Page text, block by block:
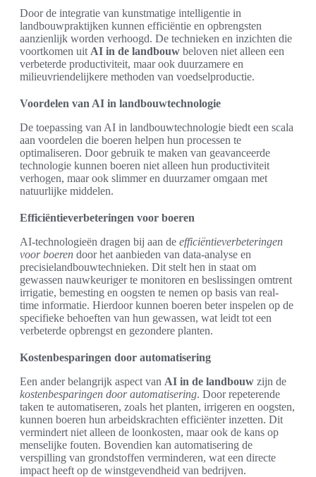
Door de integratie van kunstmatige intelligentie in
landbouwpraktijken kunnen efficiëntie en opbrengsten
aanzienlijk worden verhoogd. De technieken en inzichten die
voortkomen uit AI in de landbouw beloven niet alleen een
verbeterde productiviteit, maar ook duurzamere en
milieuvriendelijkere methoden van voedselproductie.
Voordelen van AI in landbouwtechnologie
De toepassing van AI in landbouwtechnologie biedt een scala
aan voordelen die boeren helpen hun processen te
optimaliseren. Door gebruik te maken van geavanceerde
technologie kunnen boeren niet alleen hun productiviteit
verhogen, maar ook slimmer en duurzamer omgaan met
natuurlijke middelen.
Efficiëntieverbeteringen voor boeren
AI-technologieën dragen bij aan de efficiëntieverbeteringen
voor boeren door het aanbieden van data-analyse en
precisielandbouwtechnieken. Dit stelt hen in staat om
gewassen nauwkeuriger te monitoren en beslissingen omtrent
irrigatie, bemesting en oogsten te nemen op basis van real-
time informatie. Hierdoor kunnen boeren beter inspelen op de
specifieke behoeften van hun gewassen, wat leidt tot een
verbeterde opbrengst en gezondere planten.
Kostenbesparingen door automatisering
Een ander belangrijk aspect van AI in de landbouw zijn de
kostenbesparingen door automatisering. Door repeterende
taken te automatiseren, zoals het planten, irrigeren en oogsten,
kunnen boeren hun arbeidskrachten efficiënter inzetten. Dit
vermindert niet alleen de loonkosten, maar ook de kans op
menselijke fouten. Bovendien kan automatisering de
verspilling van grondstoffen verminderen, wat een directe
impact heeft op de winstgevendheid van bedrijven.